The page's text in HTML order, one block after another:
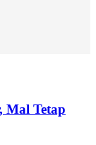
Mal Tetap